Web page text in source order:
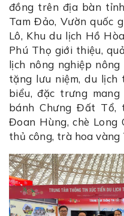
đồng trên địa bàn
Tam Đảo, Vườn quốc
Lô, Khu du lịch Hồ
Phú Thọ giới thiệu,
lịch nông nghiệp nông
tặng lưu niệm, du
biểu, đặc trưng
bánh Chưng Đất Tổ,
Đoan Hùng, chè Long
thủ công, trà hoa vàng